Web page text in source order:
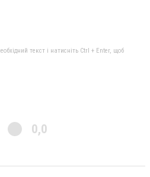
текст і натисніть Ctrl + Enter, щоб
0,0